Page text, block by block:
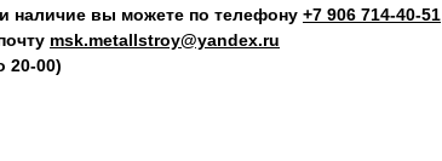
наличие вы можете по телефону +7 906 714‑40-51
msk.metallstroy@yandex.ru
20-00)